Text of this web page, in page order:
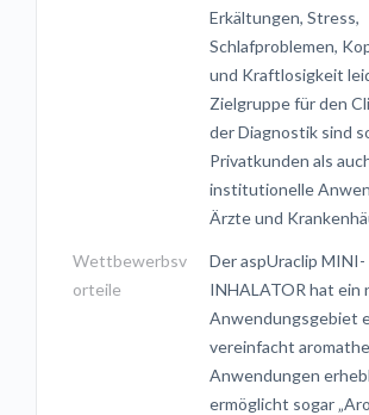
Erkältungen, Stress,
Schlafproblemen,
und Kraftlosigkeit
Zielgruppe für den
der Diagnostik sind
Privatkunden als
institutionelle
Ärzte und
Wettbewerbsv
orteile
Der aspUraclip MINI-
INHALATOR hat ein
Anwendungsgebiet
vereinfacht
Anwendungen
ermöglicht sogar